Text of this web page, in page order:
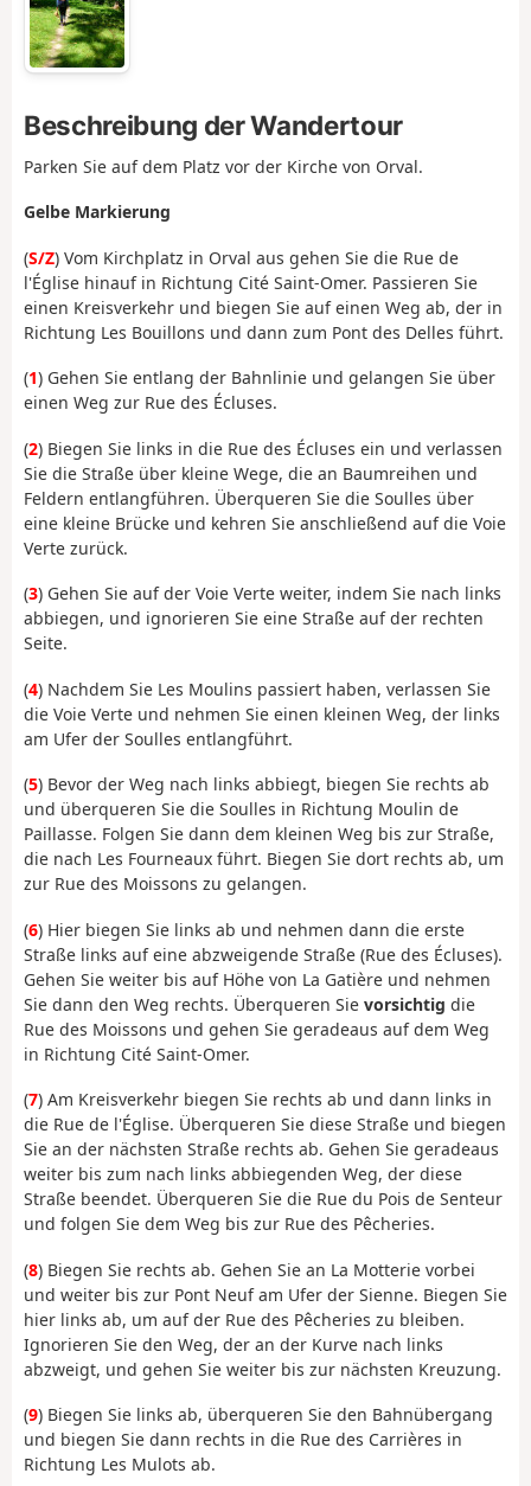
Beschreibung der Wandertour
Parken Sie auf dem Platz vor der Kirche von Orval.
Gelbe Markierung
(S/Z) Vom Kirchplatz in Orval aus gehen Sie die Rue de
l'Église hinauf in Richtung Cité Saint-Omer. Passieren Sie
einen Kreisverkehr und biegen Sie auf einen Weg ab, der in
Richtung Les Bouillons und dann zum Pont des Delles führt.
(1) Gehen Sie entlang der Bahnlinie und gelangen Sie über
einen Weg zur Rue des Écluses.
(2) Biegen Sie links in die Rue des Écluses ein und verlassen
Sie die Straße über kleine Wege, die an Baumreihen und
Feldern entlangführen. Überqueren Sie die Soulles über
eine kleine Brücke und kehren Sie anschließend auf die Voie
Verte zurück.
(3) Gehen Sie auf der Voie Verte weiter, indem Sie nach links
abbiegen, und ignorieren Sie eine Straße auf der rechten
Seite.
(4) Nachdem Sie Les Moulins passiert haben, verlassen Sie
die Voie Verte und nehmen Sie einen kleinen Weg, der links
am Ufer der Soulles entlangführt.
(5) Bevor der Weg nach links abbiegt, biegen Sie rechts ab
und überqueren Sie die Soulles in Richtung Moulin de
Paillasse. Folgen Sie dann dem kleinen Weg bis zur Straße,
die nach Les Fourneaux führt. Biegen Sie dort rechts ab, um
zur Rue des Moissons zu gelangen.
(6) Hier biegen Sie links ab und nehmen dann die erste
Straße links auf eine abzweigende Straße (Rue des Écluses).
Gehen Sie weiter bis auf Höhe von La Gatière und nehmen
Sie dann den Weg rechts. Überqueren Sie vorsichtig die
Rue des Moissons und gehen Sie geradeaus auf dem Weg
in Richtung Cité Saint-Omer.
(7) Am Kreisverkehr biegen Sie rechts ab und dann links in
die Rue de l'Église. Überqueren Sie diese Straße und biegen
Sie an der nächsten Straße rechts ab. Gehen Sie geradeaus
weiter bis zum nach links abbiegenden Weg, der diese
Straße beendet. Überqueren Sie die Rue du Pois de Senteur
und folgen Sie dem Weg bis zur Rue des Pêcheries.
(8) Biegen Sie rechts ab. Gehen Sie an La Motterie vorbei
und weiter bis zur Pont Neuf am Ufer der Sienne. Biegen Sie
hier links ab, um auf der Rue des Pêcheries zu bleiben.
Ignorieren Sie den Weg, der an der Kurve nach links
abzweigt, und gehen Sie weiter bis zur nächsten Kreuzung.
(9) Biegen Sie links ab, überqueren Sie den Bahnübergang
und biegen Sie dann rechts in die Rue des Carrières in
Richtung Les Mulots ab.